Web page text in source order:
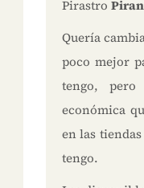
Pirastro
Quería
poco mejor
tengo,
económica
en las
tengo.